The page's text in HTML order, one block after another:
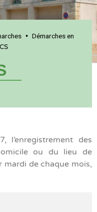
• Démarches en
l’enregistrement des
ou du lieu de
mardi de chaque mois,